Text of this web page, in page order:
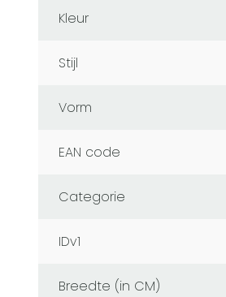
Kleur
Stijl
Vorm
EAN code
Categorie
IDv1
Breedte (in CM)